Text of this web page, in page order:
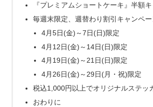
『プレミアムショートケーキ』半額
毎週末限定、週替わり割引キャンペー
4月5日(金)～7日(日)限定
4月12日(金)～14日(日)限定
4月19日(金)～21日(日)限定
4月26日(金)～29日(月・祝)限定
税込1,000円以上でオリジナルステッ
おわりに